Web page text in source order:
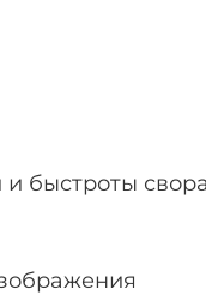
быстроты